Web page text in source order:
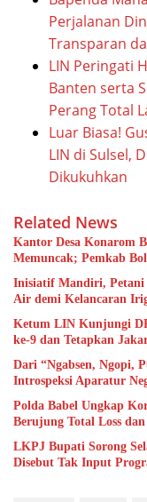
Perjalanan
Transparan
LIN Peringati
Banten serta
Perang Total
Luar Biasa!
LIN di Sulsel,
Dikukuhkan
Related News
Kantor Desa Konarom
Memuncak; Pemkab
Inisiatif Mandiri, Petani
Air demi Kelancaran
Ketum LIN Kunjungi
ke-9 dan Tetapkan
Dari “Ngabsen, Ngopi,
Introspeksi Aparatur
Polda Babel Ungkap Korupsi Proyek MOT RSUD, Pengadaan
Berujung Total Loss
LKPJ Bupati Sorong
Disebut Tak Input